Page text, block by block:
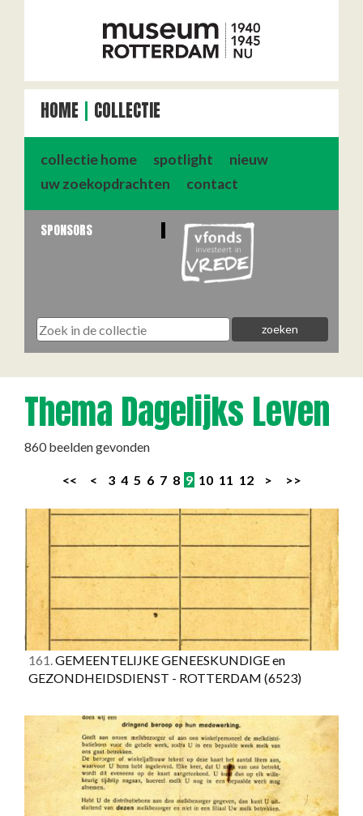
HOME COLLECTIE
collectie home spotlight
nieuw
uw zoekopdrachten
contact
SPONSORS
Thema Dagelijks Leven
860 beelden gevonden
<< < 3 4 5 6 7 8 9 10 11 12 > >>
161.GEMEENTELIJKE GENEESKUNDIGE en
GEZONDHEIDSDIENST - ROTTERDAM (6523)